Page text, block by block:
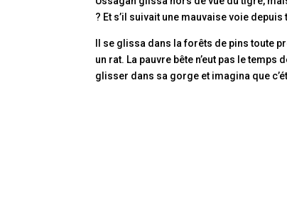
? Et s’il suivait une mauvaise voie
Il se glissa dans la forêts de pins toute
un rat. La pauvre bête n’eut pas le
glisser dans sa gorge et imagina que